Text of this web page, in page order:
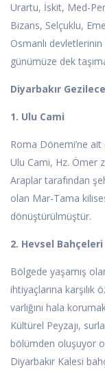
Urartu, İskit, Med-
Bizans, Selçuklu,
Osmanlı devletlerinin
günümüze dek
Diyarbakır
1. Ulu Cami
Roma Dönemi’ne
Ulu Cami, Hz. Ömer
Araplar tarafından
olan Mar-Tama
dönüştürülmüştür.
2. Hevsel Bahçeleri
Bölgede yaşamış
ihtiyaçlarına
varlığını hala
Kültürel Peyzajı,
bölümden oluşuyor
Diyarbakır Kalesi